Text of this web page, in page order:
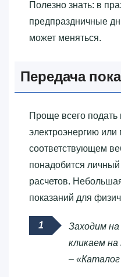
Полезно знать: в
предпраздничные
может меняться.
Передача
Проще всего подать
электроэнергию
соответствующем
понадобится
расчетов.
показаний для
Заходим
кликаем
– «Каталог